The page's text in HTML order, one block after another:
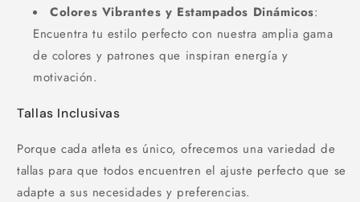
Colores Vibrantes y Estampados Dinámicos:
Encuentra tu estilo perfecto con nuestra amplia gama
de colores y patrones que inspiran energía y
motivación.
Tallas Inclusivas
Porque cada atleta es único, ofrecemos una variedad de
tallas para que todos encuentren el ajuste perfecto que se
adapte a sus necesidades y preferencias.